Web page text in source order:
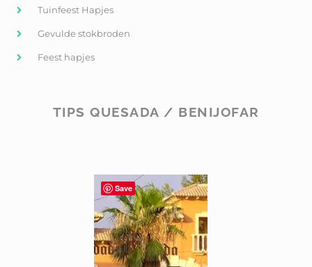
Tuinfeest Hapjes
Gevulde stokbroden
Feest hapjes
TIPS QUESADA / BENIJOFAR
Save